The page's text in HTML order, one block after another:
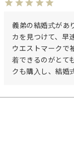
義弟の結婚式があ
カを見つけて、早
ウエストマークで
着できるのがとて
クも購入し、結婚